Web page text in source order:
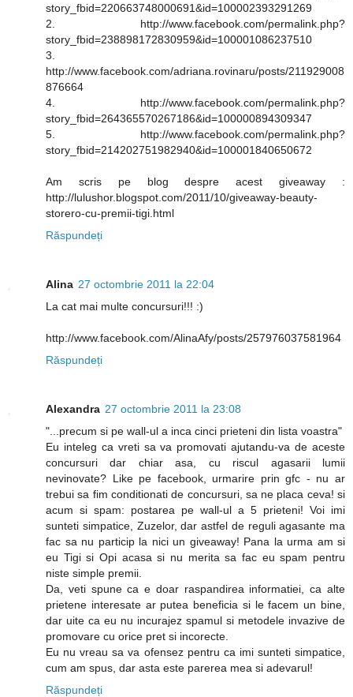
story_fbid=220663748000691&id=100002393291269
2. http://www.facebook.com/permalink.php?
story_fbid=238898172830959&id=100001086237510
3.
http://www.facebook.com/adriana.rovinaru/posts/211929008
876664
4. http://www.facebook.com/permalink.php?
story_fbid=264365570267186&id=100000894309347
5. http://www.facebook.com/permalink.php?
story_fbid=214202751982940&id=100001840650672
Am scris pe blog despre acest giveaway :
http://lulushor.blogspot.com/2011/10/giveaway-beauty-
storero-cu-premii-tigi.html
Răspundeți
Alina 27 octombrie 2011 la 22:04
La cat mai multe concursuri!!! :)
http://www.facebook.com/AlinaAfy/posts/257976037581964
Răspundeți
Alexandra 27 octombrie 2011 la 23:08
"...precum si pe wall-ul a inca cinci prieteni din lista voastra"
Eu inteleg ca vreti sa va promovati ajutandu-va de aceste
concursuri dar chiar asa, cu riscul agasarii lumii
nevinovate? Like pe facebook, urmarire prin gfc - nu ar
trebui sa fim conditionati de concursuri, sa ne placa ceva! si
acum si spam: postarea pe wall-ul a 5 prieteni! Voi imi
sunteti simpatice, Zuzelor, dar astfel de reguli agasante ma
fac sa nu particip la nici un giveaway! Pana la urma am si
eu Tigi si Opi acasa si nu merita sa fac eu spam pentru
niste simple premii.
Da, veti spune ca e doar raspandirea informatiei, ca alte
prietene interesate ar putea beneficia si le facem un bine,
dar uite ca eu nu incurajez spamul si metodele invazive de
promovare cu orice pret si incorecte.
Eu nu vreau sa va ofensez pentru ca imi sunteti simpatice,
cum am spus, dar asta este parerea mea si adevarul!
Răspundeți